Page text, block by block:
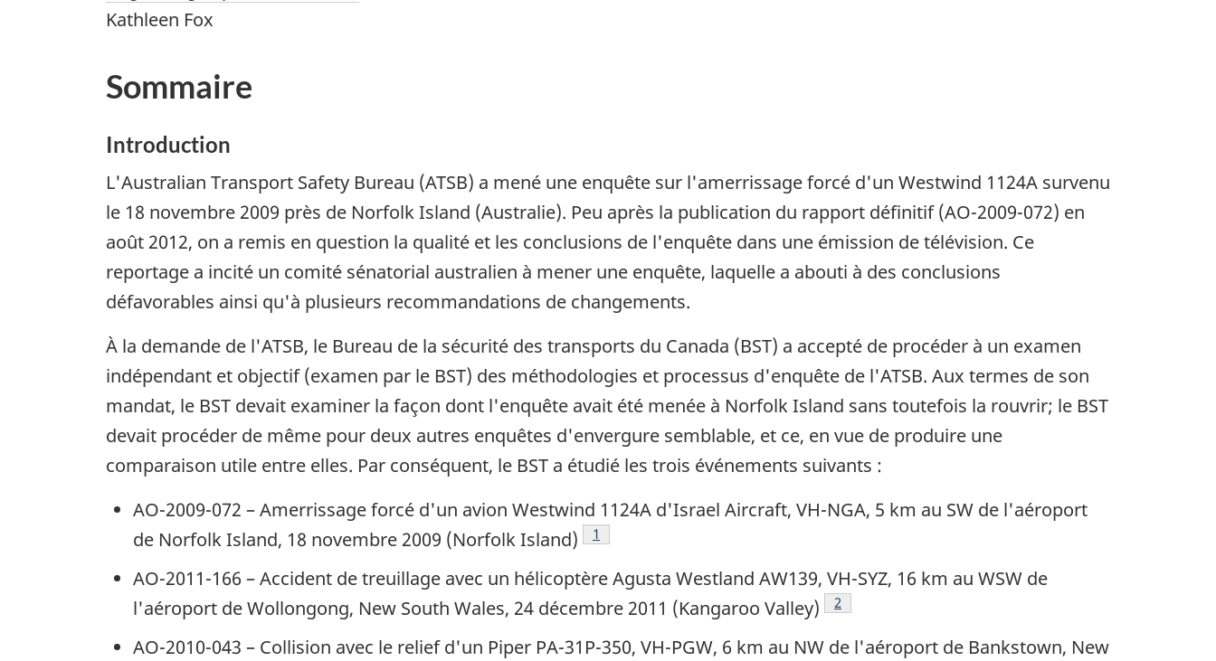
Kathleen Fox
Sommaire
Introduction
L'Australian Transport Safety Bureau (ATSB) a mené une enquête sur l'amerrissage forcé d'un Westwind 1124A survenu
le 18 novembre 2009 près de Norfolk Island (Australie). Peu après la publication du rapport définitif (AO-2009-072) en
août 2012, on a remis en question la qualité et les conclusions de l'enquête dans une émission de télévision. Ce
reportage a incité un comité sénatorial australien à mener une enquête, laquelle a abouti à des conclusions
défavorables ainsi qu'à plusieurs recommandations de changements.
À la demande de l'ATSB, le Bureau de la sécurité des transports du Canada (BST) a accepté de procéder à un examen
indépendant et objectif (examen par le BST) des méthodologies et processus d'enquête de l'ATSB. Aux termes de son
mandat, le BST devait examiner la façon dont l'enquête avait été menée à Norfolk Island sans toutefois la rouvrir; le BST
devait procéder de même pour deux autres enquêtes d'envergure semblable, et ce, en vue de produire une
comparaison utile entre elles. Par conséquent, le BST a étudié les trois événements suivants :
AO-2009-072 – Amerrissage forcé d'un avion Westwind 1124A d'Israel Aircraft, VH-NGA, 5 km au SW de l'aéroport
de Norfolk Island, 18 novembre 2009 (Norfolk Island)
Note de bas de page
1
AO-2011-166 – Accident de treuillage avec un hélicoptère Agusta Westland AW139, VH-SYZ, 16 km au WSW de
l'aéroport de Wollongong, New South Wales, 24 décembre 2011 (Kangaroo Valley)
Note de bas de page
2
AO-2010-043 – Collision avec le relief d'un Piper PA-31P-350, VH-PGW, 6 km au NW de l'aéroport de Bankstown, New